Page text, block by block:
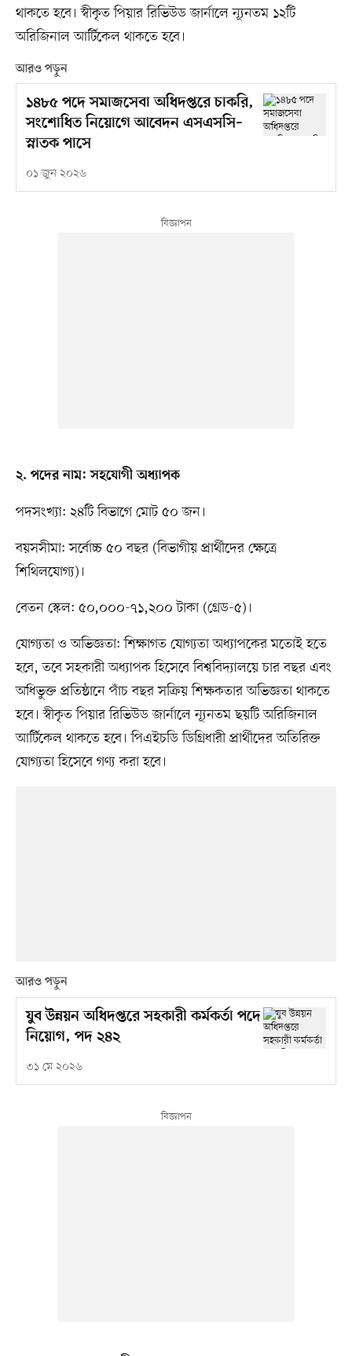
থাকতে হবে। স্বীকৃত পিয়ার রিভিউড জার্নালে ন্যূনতম ১২টি
অরিজিনাল আর্টিকেল থাকতে হবে।
আরও পড়ুন
১৪৮৫ পদে সমাজসেবা অধিদপ্তরে চাকরি,
সংশোধিত নিয়োগে আবেদন এসএসসি–
স্নাতক পাসে
০১ জুন ২০২৬
২. পদের নাম: সহযোগী অধ্যাপক
পদসংখ্যা: ২৪টি বিভাগে মোট ৫০ জন।
বয়সসীমা: সর্বোচ্চ ৫০ বছর (বিভাগীয় প্রার্থীদের ক্ষেত্রে
শিথিলযোগ্য)।
বেতন স্কেল: ৫০,০০০-৭১,২০০ টাকা (গ্রেড-৫)।
যোগ্যতা ও অভিজ্ঞতা: শিক্ষাগত যোগ্যতা অধ্যাপকের মতোই হতে
হবে, তবে সহকারী অধ্যাপক হিসেবে বিশ্ববিদ্যালয়ে চার বছর এবং
অধিভুক্ত প্রতিষ্ঠানে পাঁচ বছর সক্রিয় শিক্ষকতার অভিজ্ঞতা থাকতে
হবে। স্বীকৃত পিয়ার রিভিউড জার্নালে ন্যূনতম ছয়টি অরিজিনাল
আর্টিকেল থাকতে হবে। পিএইচডি ডিগ্রিধারী প্রার্থীদের অতিরিক্ত
যোগ্যতা হিসেবে গণ্য করা হবে।
আরও পড়ুন
যুব উন্নয়ন অধিদপ্তরে সহকারী কর্মকর্তা পদে
নিয়োগ, পদ ২৪২
৩১ মে ২০২৬